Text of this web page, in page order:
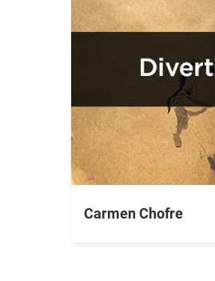
Carmen Chofre